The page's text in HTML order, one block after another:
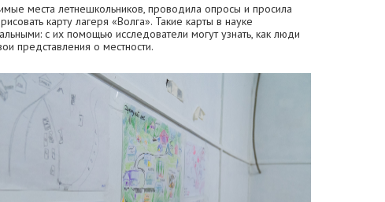
места летнешкольников, проводила опросы и просила
карту лагеря «Волга». Такие карты в науке
с их помощью исследователи могут узнать, как люди
представления о местности.